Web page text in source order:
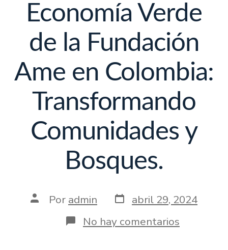
Economía Verde
de la Fundación
Ame en Colombia:
Transformando
Comunidades y
Bosques.
Por admin
abril 29, 2024
No hay comentarios